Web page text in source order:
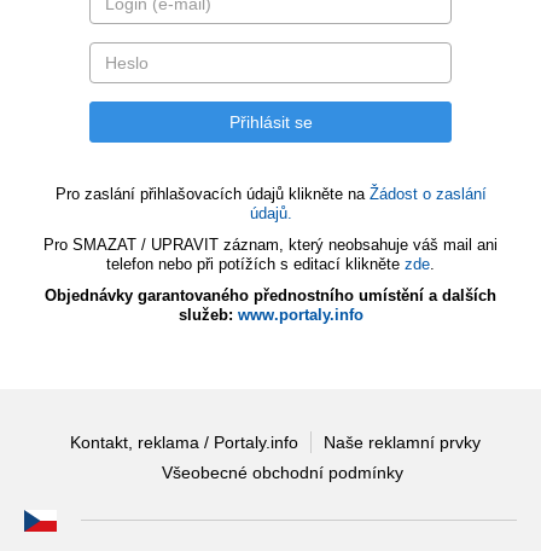
Pro zaslání přihlašovacích údajů klikněte na Žádost o zaslání
údajů.
Pro SMAZAT / UPRAVIT záznam, který neobsahuje váš mail ani
telefon nebo při potížích s editací klikněte zde.
Objednávky garantovaného přednostního umístění a dalších
služeb: www.portaly.info
Kontakt, reklama / Portaly.info
Naše reklamní prvky
Všeobecné obchodní podmínky